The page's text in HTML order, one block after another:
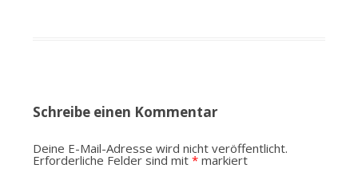
Schreibe einen Kommentar
Deine E-Mail-Adresse wird nicht veröffentlicht.
Erforderliche Felder sind mit *markiert